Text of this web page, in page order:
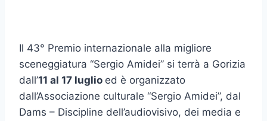
Il 43° Premio internazionale alla migliore
sceneggiatura “Sergio Amidei” si terrà a Gorizia
dall’11 al 17 luglio ed è organizzato
dall’Associazione culturale “Sergio Amidei”, dal
Dams – Discipline dell’audiovisivo, dei media e